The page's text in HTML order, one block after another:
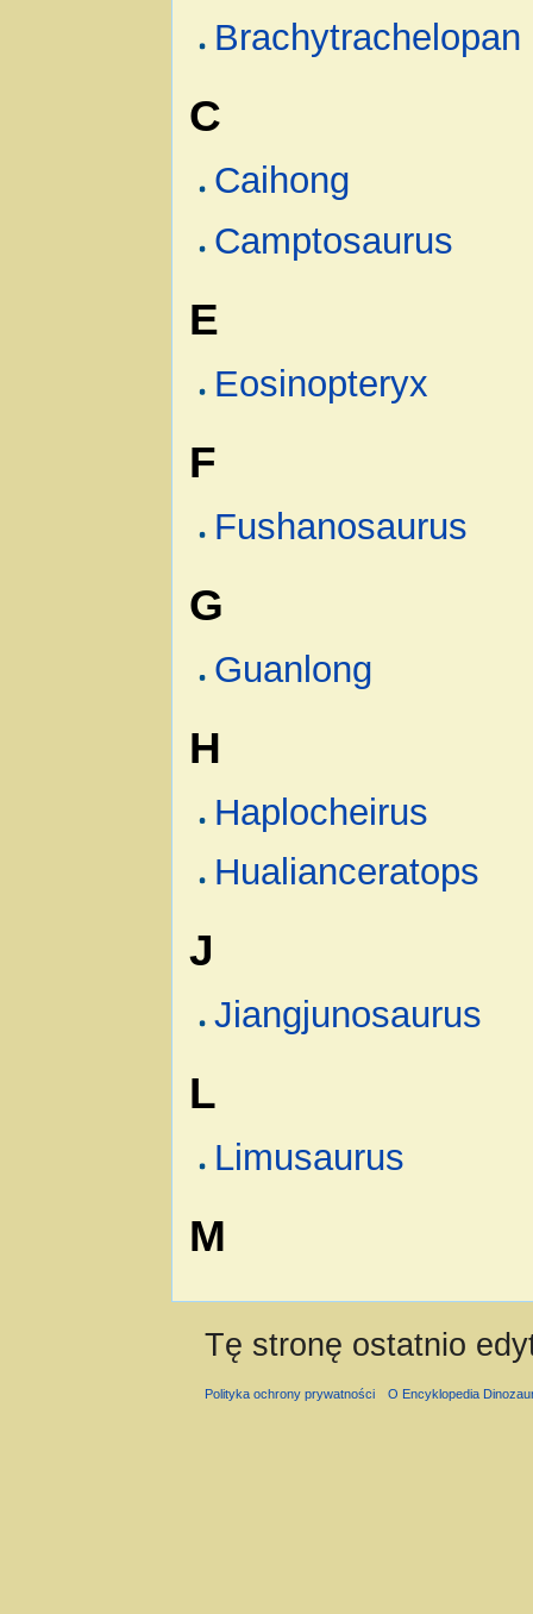
Brachytrachelopan
C
Caihong
Camptosaurus
E
Eosinopteryx
F
Fushanosaurus
G
Guanlong
H
Haplocheirus
Hualianceratops
J
Jiangjunosaurus
L
Limusaurus
M
Tę stronę ostatnio
Polityka ochrony prywatności O Encyklopedia